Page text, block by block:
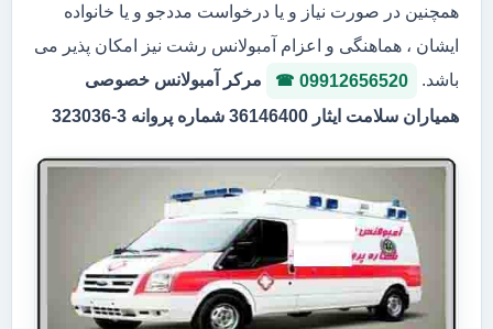
همچنین در صورت نیاز و یا درخواست مددجو و یا خانواده
ایشان ، هماهنگی و اعزام آمبولانس رشت نیز امکان پذیر می
باشد.
09912656520
مرکر آمبولانس خصوصی
همیاران سلامت ایثار 36146400 شماره پروانه 3-323036